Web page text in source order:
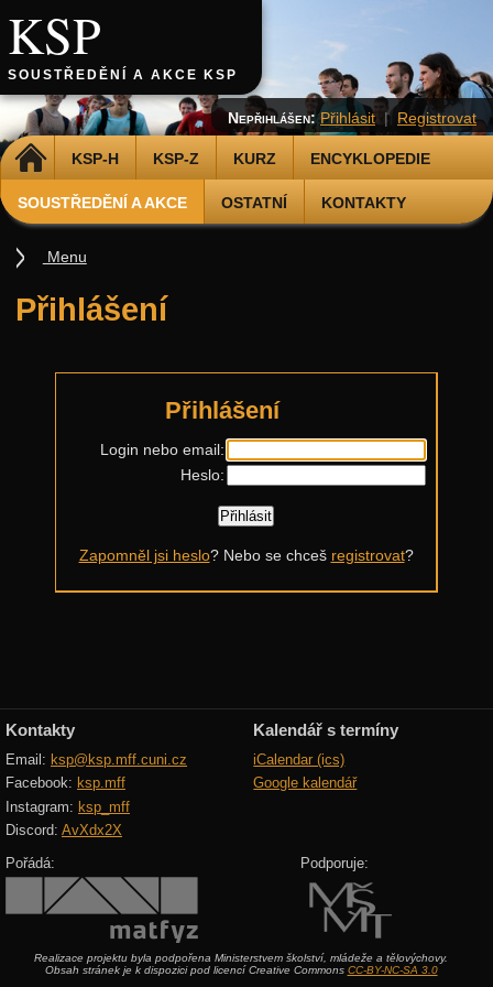
KSP
SOUSTŘEDĚNÍ A AKCE KSP
DOMŮ KSP-H KSP-Z KURZ ENCYKLOPEDIE
SOUSTŘEDĚNÍ A AKCE OSTATNÍ KONTAKTY
Nepřihlášen: Přihlásit | Registrovat
Přihlášení
Přihlášení
Login nebo email:
Heslo:
Zapomněl jsi heslo? Nebo se chceš registrovat?
Menu
Historické akce
Kontakty
Email: ksp@ksp.mff.cuni.cz
Facebook: ksp.mff
Instagram: ksp_mff
Discord: AvXdx2X
Kalendář s termíny
iCalendar (ics)
Google kalendář
Pořádá: Podporuje:
Realizace projektu byla podpořena Ministerstvem školství, mládeže a tělovýchovy.
Obsah stránek je k dispozici pod licencí Creative Commons CC-BY-NC-SA 3.0